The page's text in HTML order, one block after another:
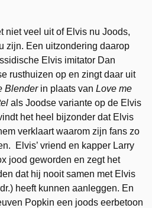
niet veel uit of Elvis nu Joods,
zijn. Een uitzondering daarop
Elvis imitator Dan
rusthuizen op en zingt daar uit
Blenderin plaats vanLove me
als Joodse variante op de Elvis
het heel bijzonder dat Elvis
verklaart waarom zijn fans zo
Elvis’ vriend en kapper Larry
jood geworden en zegt het
dat hij nooit samen met Elvis
heeft kunnen aanleggen. En
Popkin een joods eerbetoon